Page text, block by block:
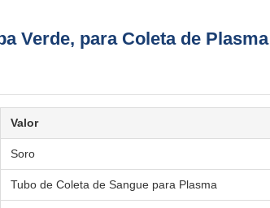
Verde, para Coleta de Plasma
Valor
Soro
Tubo de Coleta de Sangue para Plasma